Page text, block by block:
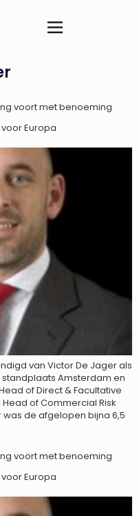
voort met benoeming
Europa
van Victor De Jager als
Amsterdam en
of Direct & Facultative
of Commercial Risk
was de afgelopen bijna 6,5
voort met benoeming
Europa